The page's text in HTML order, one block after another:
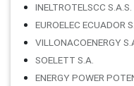
INELTROTELSCC S.A.S.
EUROELEC ECUADOR
VILLONACOENERGY
SOELETT S.A.
ENERGY POWER